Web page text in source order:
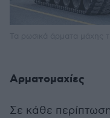
Αρματομαχίες
Σε κάθε